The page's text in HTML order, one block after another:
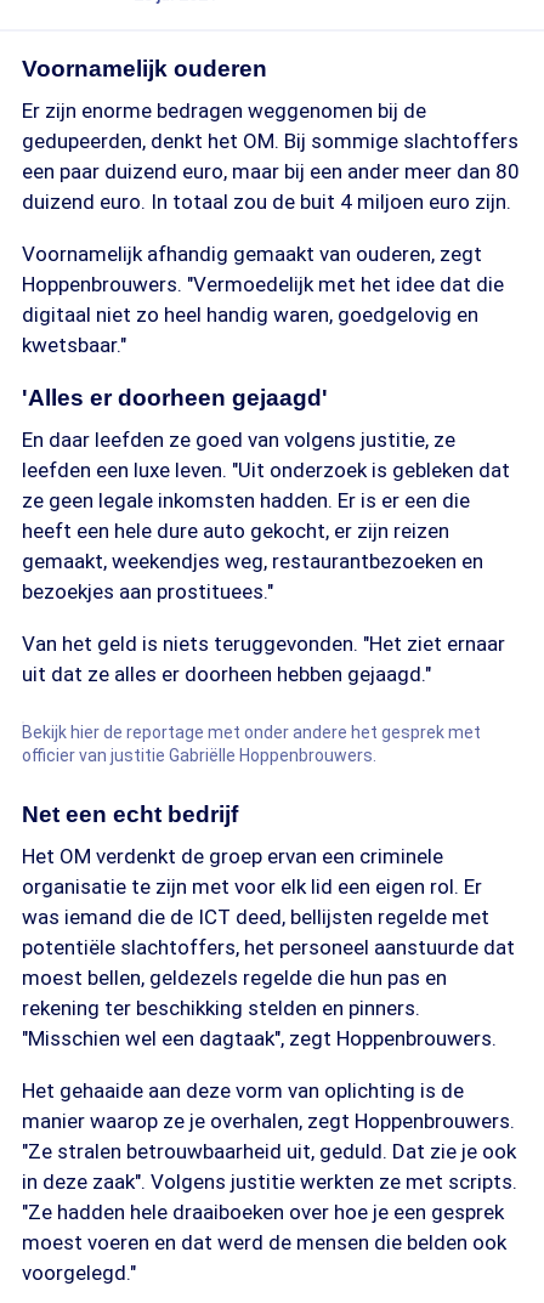
Voornamelijk ouderen
Er zijn enorme bedragen weggenomen bij de
gedupeerden, denkt het OM. Bij sommige slachtoffers
een paar duizend euro, maar bij een ander meer dan 80
duizend euro. In totaal zou de buit 4 miljoen euro zijn.
Voornamelijk afhandig gemaakt van ouderen, zegt
Hoppenbrouwers. "Vermoedelijk met het idee dat die
digitaal niet zo heel handig waren, goedgelovig en
kwetsbaar."
'Alles er doorheen gejaagd'
En daar leefden ze goed van volgens justitie, ze
leefden een luxe leven. "Uit onderzoek is gebleken dat
ze geen legale inkomsten hadden. Er is er een die
heeft een hele dure auto gekocht, er zijn reizen
gemaakt, weekendjes weg, restaurantbezoeken en
bezoekjes aan prostituees."
Van het geld is niets teruggevonden. "Het ziet ernaar
uit dat ze alles er doorheen hebben gejaagd."
Bekijk hier de reportage met onder andere het gesprek met
officier van justitie Gabriëlle Hoppenbrouwers.
Net een echt bedrijf
Het OM verdenkt de groep ervan een criminele
organisatie te zijn met voor elk lid een eigen rol. Er
was iemand die de ICT deed, bellijsten regelde met
potentiële slachtoffers, het personeel aanstuurde dat
moest bellen, geldezels regelde die hun pas en
rekening ter beschikking stelden en pinners.
"Misschien wel een dagtaak", zegt Hoppenbrouwers.
Het gehaaide aan deze vorm van oplichting is de
manier waarop ze je overhalen, zegt Hoppenbrouwers.
"Ze stralen betrouwbaarheid uit, geduld. Dat zie je ook
in deze zaak". Volgens justitie werkten ze met scripts.
"Ze hadden hele draaiboeken over hoe je een gesprek
moest voeren en dat werd de mensen die belden ook
voorgelegd."